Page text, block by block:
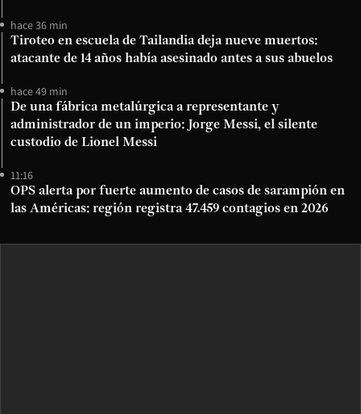
hace 36 min
Tiroteo en escuela de Tailandia deja nueve muertos:
atacante de 14 años había asesinado antes a sus abuelos
hace 49 min
De una fábrica metalúrgica a representante y
administrador de un imperio: Jorge Messi, el silente
custodio de Lionel Messi
11:16
OPS alerta por fuerte aumento de casos de sarampión en
las Américas: región registra 47.459 contagios en 2026